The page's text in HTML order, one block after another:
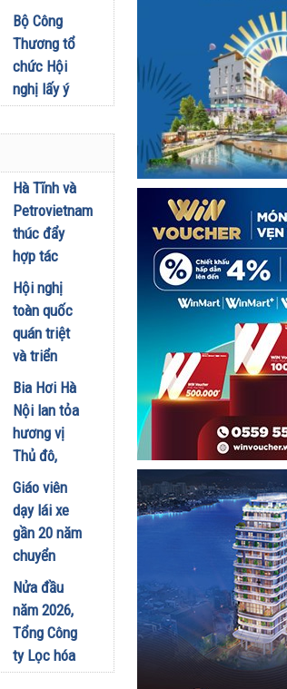
chính mình
01/08/2026
xanh
31/07/2026
phương
hướng,
nhiệm vụ
trọng tâm
tháng
Bộ Công
Thương tổ
chức Hội
nghị lấy ý
kiến dự
thảo Nghị
kinh doanh
xăng dầu
29/07/2026
Hà Tĩnh và
Petrovietnam
thúc đẩy
hợp tác
phát triển
trung tâm
công
nghiệp -
sinh thái
tại Vũng
Áng
29/07/2026
Hội nghị
toàn quốc
quán triệt
và triển
khai thực
hiện Nghị
quyết Hội
nghị Trung
29/07/2026
Bia Hơi Hà
Nội lan tỏa
hương vị
Thủ đô,
khuấy động
mùa hè tại
TP. Hồ Chí
Minh
Giáo viên
dạy lái xe
gần 20 năm
chuyển
sang dùng
Limo
Green: Tôi
đã hiểu vì
sao xe điện
Nửa đầu
năm 2026,
Tổng Công
ty Lọc hóa
dầu Việt